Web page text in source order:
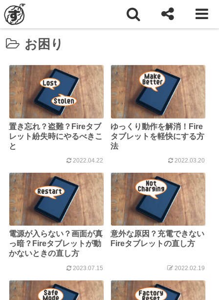
ホーム Fireタブレット お困り
お困り
置き忘れ？盗難？Fireタブ
レット紛失時にやるべきこ
と
2022.04.22
ゆっくり動作を解消！Fire
タブレットを軽快にする方
法
2022.03.20
電源が入らない？画面が真
っ暗？Fireタブレットが動
かないときの直し方
2023.07.15
意外な原因？充電できない
Fireタブレットの直し方
2022.02.19